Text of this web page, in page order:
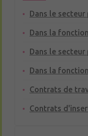
Dans le secteur
Dans la
Dans le secteur
Dans la
Contrats de
Contrats